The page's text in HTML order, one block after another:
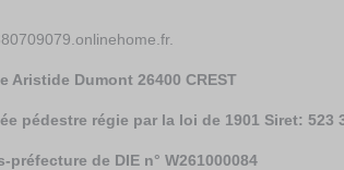
Aristide Dumont 26400 CREST
pédestre régie par la loi de 1901 Siret: 523
préfecture de DIE n° W261000084